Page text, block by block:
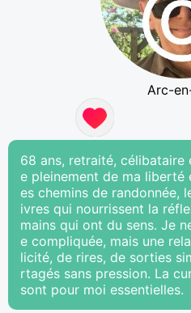
Arc-
68 ans, retraité,
e pleinement de ma liberté
es chemins de randonnée,
ivres qui nourrissent la
mains qui ont du sens. Je
e compliquée, mais une
licité, de rires, de sorties
rtagés sans pression. La
sont pour moi essentielles.